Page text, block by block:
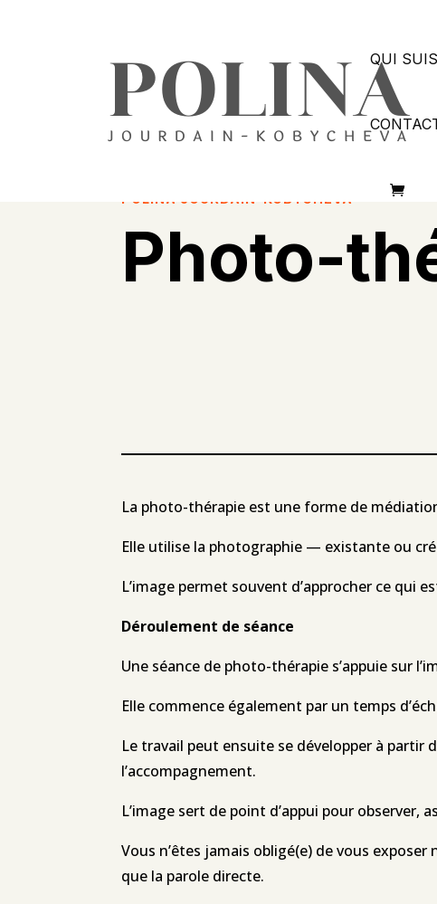
QUI
POLINA JOURDAIN-KOBYCHEVA
Photo-
La photo-thérapie est une forme de
Elle utilise la photographie — existante ou
L’image permet souvent d’approcher ce qui
Déroulement de séance
Une séance de photo-thérapie s’appuie sur
Elle commence également par un temps
Le travail peut ensuite se développer à partir
l’accompagnement.
L’image sert de point d’appui pour observer,
Vous n’êtes jamais obligé(e) de vous
que la parole directe.